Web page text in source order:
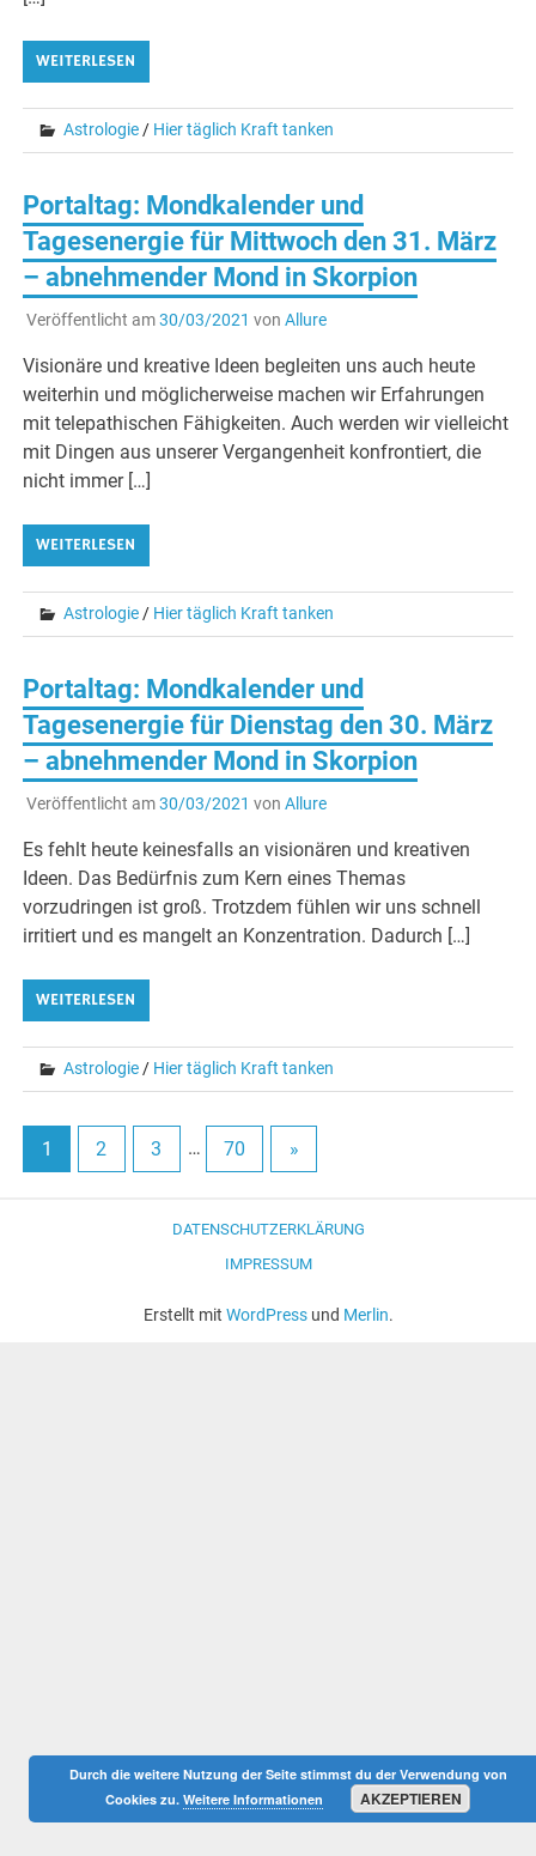
WEITERLESEN
Astrologie/ Hier täglich Kraft tanken
Portaltag: Mondkalender und
Tagesenergie für Mittwoch den 31. März
– abnehmender Mond in Skorpion
Veröffentlicht am30/03/2021 von Allure
Visionäre und kreative Ideen begleiten uns auch heute
weiterhin und möglicherweise machen wir Erfahrungen
mit telepathischen Fähigkeiten. Auch werden wir vielleicht
mit Dingen aus unserer Vergangenheit konfrontiert, die
nicht immer […]
WEITERLESEN
Astrologie / Hier täglich Kraft tanken
Portaltag: Mondkalender und
Tagesenergie für Dienstag den 30. März
– abnehmender Mond in Skorpion
Veröffentlicht am30/03/2021 von Allure
Es fehlt heute keinesfalls an visionären und kreativen
Ideen. Das Bedürfnis zum Kern eines Themas
vorzudringen ist groß. Trotzdem fühlen wir uns schnell
irritiert und es mangelt an Konzentration. Dadurch […]
WEITERLESEN
Astrologie / Hier täglich Kraft tanken
1 2 3 … 70 »
DATENSCHUTZERKLÄRUNG
IMPRESSUM
Erstellt mit WordPressund Merlin.
Durch die weitere Nutzung der Seite stimmst du der Verwendung von
Cookies zu.Weitere Informationen AKZEPTIEREN